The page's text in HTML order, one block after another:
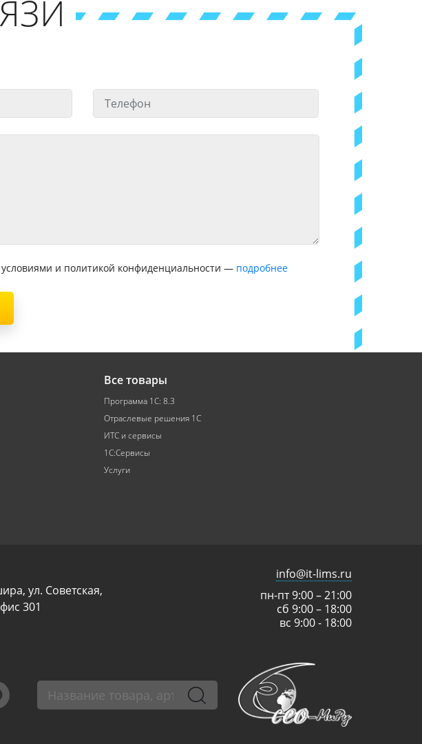
и политикой конфиденциальности — подробнее
Все товары
Программа 1С: 8.3
Отраслевые решения 1С
ИТС и сервисы
1С:Сервисы
Услуги
ул. Советская,
301
info@it-lims.ru
пн-пт 9:00 – 21:00
сб 9:00 – 18:00
вс 9:00 - 18:00